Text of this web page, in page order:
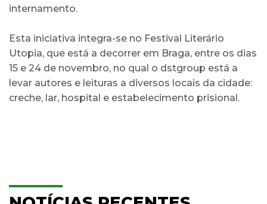
internamento.
Esta iniciativa integra-se no Festival Literário
Utopia, que está a decorrer em Braga, entre os dias
15 e 24 de novembro, no qual o dstgroup está a
levar autores e leituras a diversos locais da cidade:
creche, lar, hospital e estabelecimento prisional.